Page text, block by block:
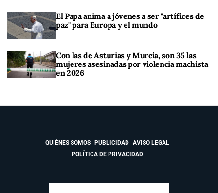
El Papa anima a jóvenes a ser "artífices de
paz" para Europa y el mundo
Con las de Asturias y Murcia, son 35 las
mujeres asesinadas por violencia machista
en 2026
QUIÉNES SOMOS PUBLICIDAD
AVISO LEGAL
POLÍTICA DE PRIVACIDAD